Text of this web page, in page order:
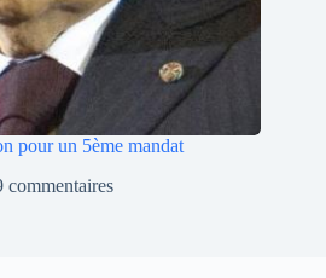
pour un 5ème mandat
commentaires